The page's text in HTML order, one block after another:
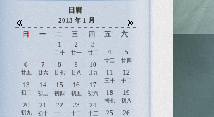
日曆
2013 年 1 月
日
一 二 三 四 五
六
1
二十
2
廿一
3
廿二 4
廿三
5
廿四
6
廿五
7
廿六
8
廿七
9
廿八
10
廿九 11
三十
12
十二
13
初二
14
初三
15
初四
16
初五
17
初六 18
初七
19
初八
20
初九
21
初十
22
十一
23
十二
24
十三 25 26